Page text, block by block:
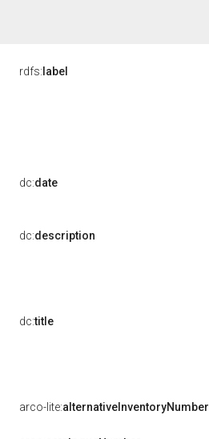
rdfs: label
dc:date
dc:description
dc:title
arco-lite:alternativeInventoryNumber